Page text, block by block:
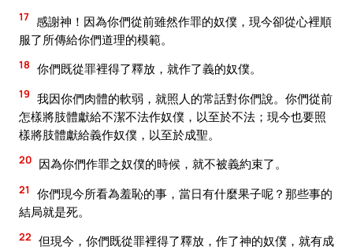
17 感謝神！因為你們從前雖然作罪的奴僕，現今卻從心裡順
服了所傳給你們道理的模範。
18 你們既從罪裡得了釋放，就作了義的奴僕。
19 我因你們肉體的軟弱，就照人的常話對你們說。你們從前
怎樣將肢體獻給不潔不法作奴僕，以至於不法；現今也要照
樣將肢體獻給義作奴僕，以至於成聖。
20 因為你們作罪之奴僕的時候，就不被義約束了。
21
你們現今所看為羞恥的事，當日有什麼果子呢？那些事的
結局就是死。
22 但現今，你們既從罪裡得了釋放，作了神的奴僕，就有成